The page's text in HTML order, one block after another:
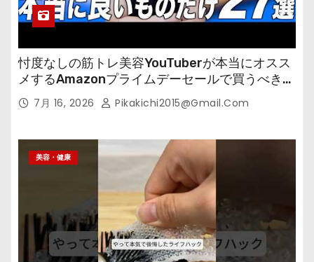
忖度なしの筋トレ美容YouTuberが本当にオスス
メするAmazonプライムデーセールで買うべきも
の 7月 16, 2026 Pikakichi2015@gmail.com
美容・健康